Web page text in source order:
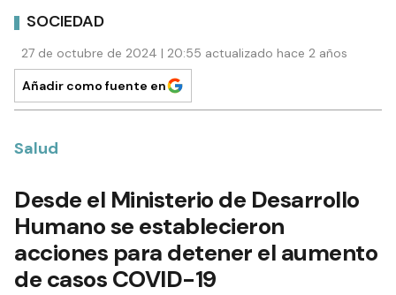
SOCIEDAD
27 de octubre de 2024 | 20:55 actualizado hace 2 años
Añadir como fuente en
Salud
Desde el Ministerio de Desarrollo
Humano se establecieron
acciones para detener el aumento
de casos COVID-19